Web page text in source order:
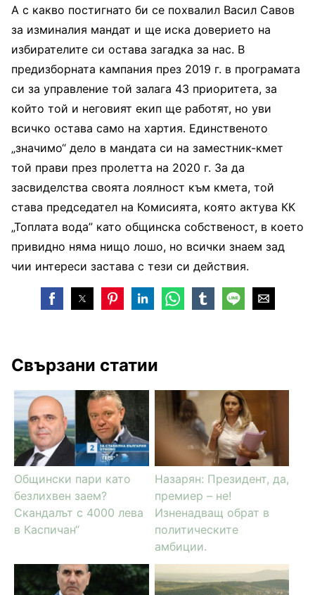
А с какво постигнато би се похвалил Васил Савов
за изминалия мандат и ще иска доверието на
избирателите си остава загадка за нас. В
предизборната кампания през 2019 г. в програмата
си за управление той залага 43 приоритета, за
който той и неговият екип ще работят, но уви
всичко остава само на хартия. Единственото
„значимо“ дело в мандата си на заместник-кмет
той прави през пролетта на 2020 г. За да
засвиделства своята лоялност към кмета, той
става председател на Комисията, която актува КК
„Топлата вода” като общинска собственост, в което
привидно няма нищо лошо, но всички знаем зад
чии интереси застава с тези си действия.
Свързани статии
Общински пари като
безлихвен заем?
Скандалът с 4000 лева
в Каспичан“
Назарян: Президент, да,
премиер – не!
Изненадващ обрат в
политическите
амбиции.